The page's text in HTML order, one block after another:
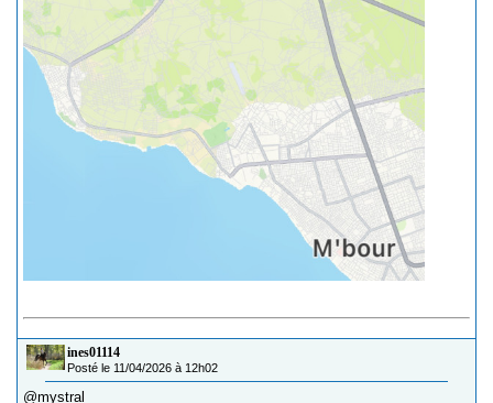
ines01114
Posté le 11/04/2026 à 12h02
@mystral